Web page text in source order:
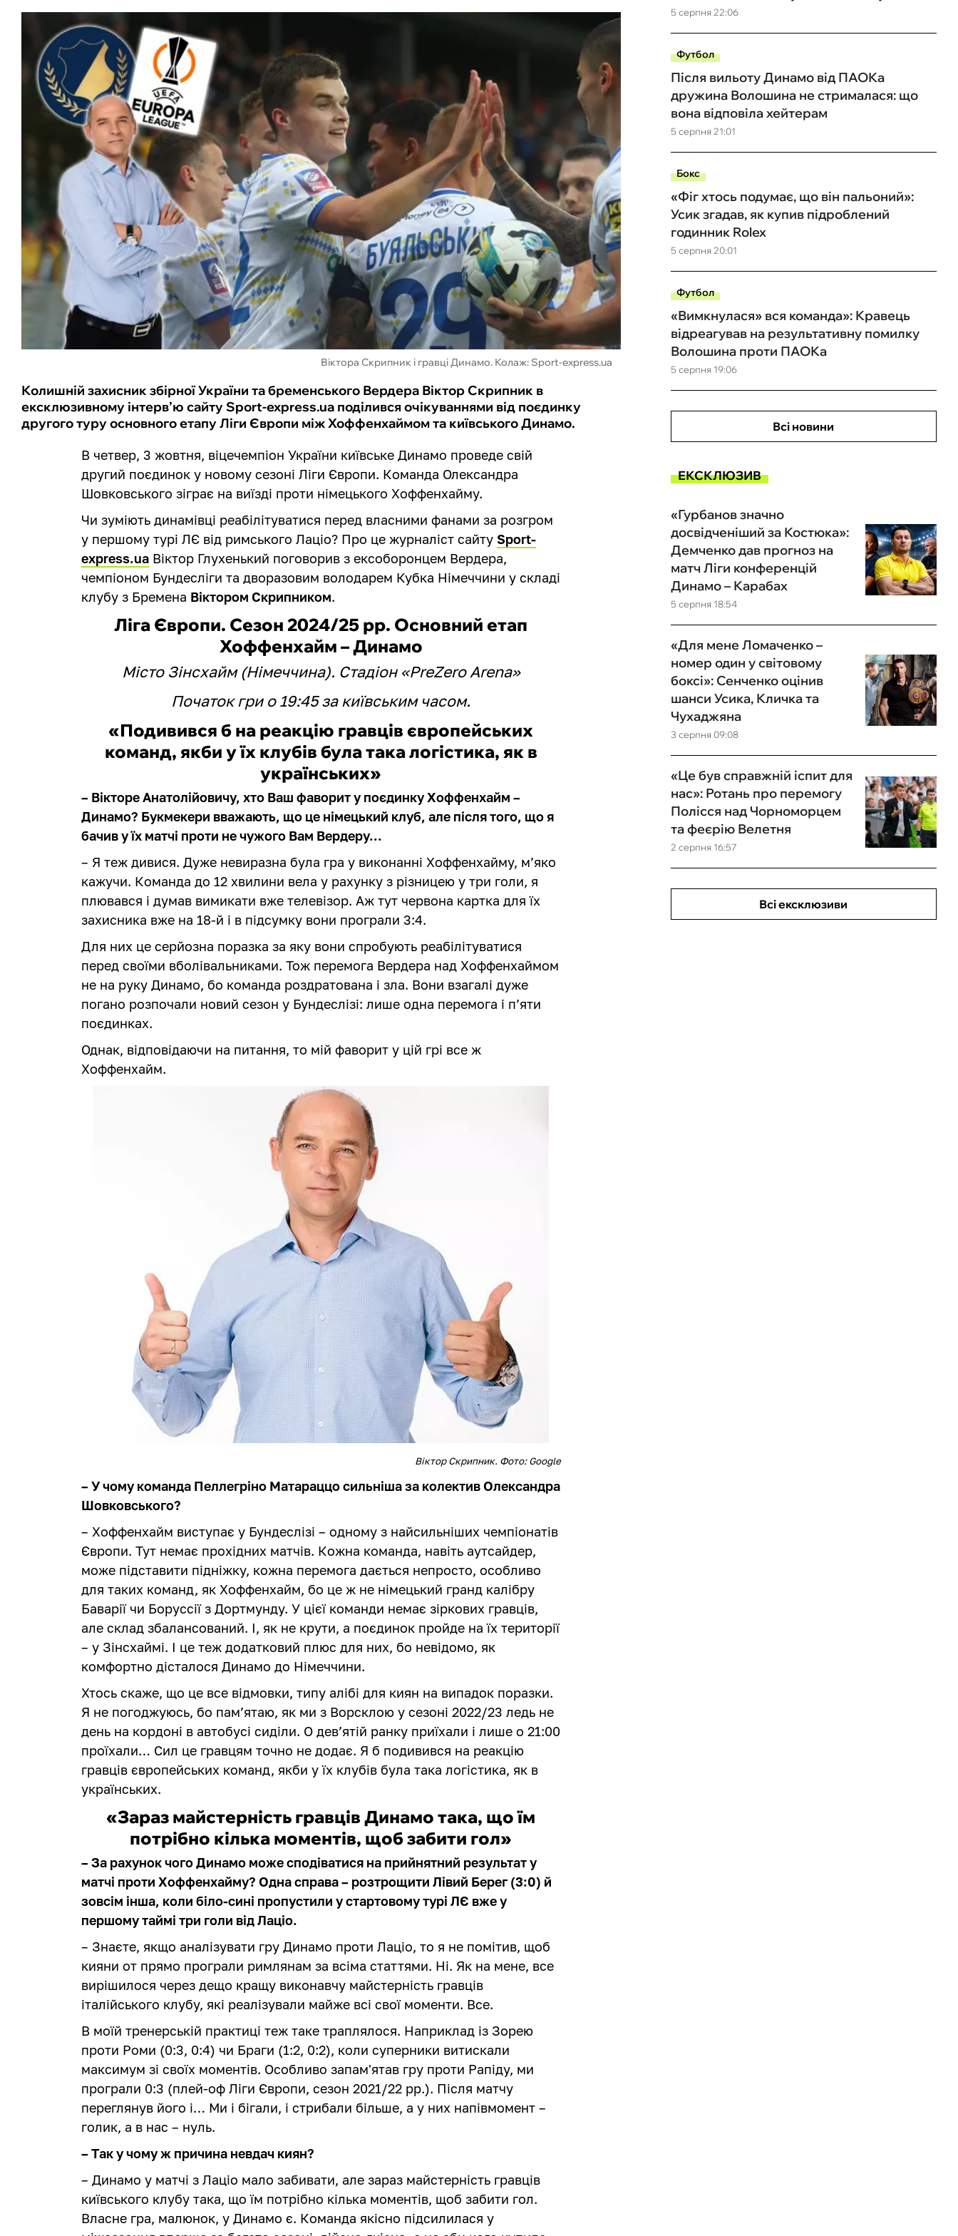
Віктора Скрипник і гравці Динамо. Колаж: Sport-express.ua
Колишній захисник збірної України та бременського Вердера Віктор Скрипник в
ексклюзивному інтерв’ю сайту Sport-express.ua поділився очікуваннями від поєдинку
другого туру основного етапу Ліги Європи між Хоффенхаймом та київського Динамо.
В четвер, 3 жовтня, віцечемпіон України київське Динамо проведе свій
другий поєдинок у новому сезоні Ліги Європи. Команда Олександра
Шовковського зіграє на виїзді проти німецького Хоффенхайму.
Чи зуміють динамівці реабілітуватися перед власними фанами за розгром
у першому турі ЛЄ від римського Лаціо? Про це журналіст сайтуSport-
express.ua Віктор Глухенький поговорив з ексоборонцем Вердера,
чемпіоном Бундесліги та дворазовим володарем Кубка Німеччини у складі
клубу з Бремена Віктором Скрипником.
Ліга Європи. Сезон 2024/25 рр. Основний етап
Хоффенхайм – Динамо
Місто Зінсхайм (Німеччина). Стадіон «PreZero Arena»
Початок гри о 19:45 за київським часом.
«Подивився б на реакцію гравців європейських
команд, якби у їх клубів була така логістика, як в
українських»
– Вікторе Анатолійовичу, хто Ваш фаворит у поєдинку Хоффенхайм –
Динамо? Букмекери вважають, що це німецький клуб, але після того, що я
бачив у їх матчі проти не чужого Вам Вердеру...
– Я теж дивися. Дуже невиразна була гра у виконанні Хоффенхайму, м’яко
кажучи. Команда до 12 хвилини вела у рахунку з різницею у три голи, я
плювався і думав вимикати вже телевізор. Аж тут червона картка для їх
захисника вже на 18-й і в підсумку вони програли 3:4.
Для них це серйозна поразка за яку вони спробують реабілітуватися
перед своїми вболівальниками. Тож перемога Вердера над Хоффенхаймом
не на руку Динамо, бо команда роздратована і зла. Вони взагалі дуже
погано розпочали новий сезон у Бундеслізі: лише одна перемога і п’яти
поєдинках.
Однак, відповідаючи на питання, то мій фаворит у цій грі все ж
Хоффенхайм.
Віктор Скрипник. Фото: Google
– У чому команда Пеллегріно Матараццо сильніша за колектив Олександра
Шовковського?
– Хоффенхайм виступає у Бундеслізі – одному з найсильніших чемпіонатів
Європи. Тут немає прохідних матчів. Кожна команда, навіть аутсайдер,
може підставити підніжку, кожна перемога дається непросто, особливо
для таких команд, як Хоффенхайм, бо це ж не німецький гранд калібру
Баварії чи Боруссії з Дортмунду. У цієї команди немає зіркових гравців,
але склад збалансований. І, як не крути, а поєдинок пройде на їх території
– у Зінсхаймі. І це теж додатковий плюс для них, бо невідомо, як
комфортно дісталося Динамо до Німеччини.
Хтось скаже, що це все відмовки, типу алібі для киян на випадок поразки.
Я не погоджуюсь, бо пам’ятаю, як ми з Ворсклою у сезоні 2022/23 ледь не
день на кордоні в автобусі сиділи. О дев’ятій ранку приїхали і лише о 21:00
проїхали… Сил це гравцям точно не додає. Я б подивився на реакцію
гравців європейських команд, якби у їх клубів була така логістика, як в
українських.
«Зараз майстерність гравців Динамо така, що їм
потрібно кілька моментів, щоб забити гол»
– За рахунок чого Динамо може сподіватися на прийнятний результат у
матчі проти Хоффенхайму? Одна справа – розтрощити Лівий Берег (3:0) й
зовсім інша, коли біло-сині пропустили у стартовому турі ЛЄ вже у
першому таймі три голи від Лаціо.
– Знаєте, якщо аналізувати гру Динамо проти Лаціо, то я не помітив, щоб
кияни от прямо програли римлянам за всіма статтями. Ні. Як на мене, все
вирішилося через дещо кращу виконавчу майстерність гравців
італійського клубу, які реалізували майже всі свої моменти. Все.
В моїй тренерській практиці теж таке траплялося. Наприклад із Зорею
проти Роми (0:3, 0:4) чи Браги (1:2, 0:2), коли суперники витискали
максимум зі своїх моментів. Особливо запам'ятав гру проти Рапіду, ми
програли 0:3 (плей-оф Ліги Європи, сезон 2021/22 рр.). Після матчу
переглянув його і… Ми і бігали, і стрибали більше, а у них напівмомент –
голик, а в нас – нуль.
– Так у чому ж причина невдач киян?
– Динамо у матчі з Лаціо мало забивати, але зараз майстерність гравців
київського клубу така, що їм потрібно кілька моментів, щоб забити гол.
Власне гра, малюнок, у Динамо є. Команда якісно підсилилася у
5 серпня 22:06
Футбол
5 серпня 21:01
Після вильоту Динамо від ПАОКа
дружина Волошина не стрималася: що
вона відповіла хейтерам
Бокс
5 серпня 20:01
«Фіг хтось подумає, що він пальоний»:
Усик згадав, як купив підроблений
годинник Rolex
Футбол
5 серпня 19:06
«Вимкнулася» вся команда»: Кравець
відреагував на результативну помилку
Волошина проти ПАОКа
Всі новини
ЕКСКЛЮЗИВ
5 серпня 18:54
«Гурбанов значно
досвідченіший за Костюка»:
Демченко дав прогноз на
матч Ліги конференцій
Динамо – Карабах
3 серпня 09:08
«Для мене Ломаченко –
номер один у світовому
боксі»: Сенченко оцінив
шанси Усика, Кличка та
Чухаджяна
2 серпня 16:57
«Це був справжній іспит для
нас»: Ротань про перемогу
Полісся над Чорноморцем
та феєрію Велетня
Всі ексклюзиви